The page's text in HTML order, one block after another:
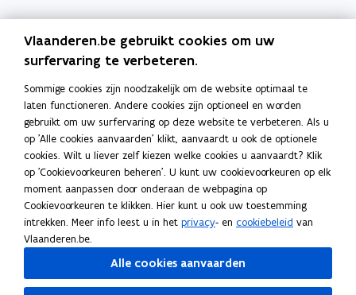
Orafin
Dit is een website van
Agentschap Overheidspersoneel
Het Facilitair Bedrijf
Digitaal Vlaanderen
Departement Kanselarij en Buitenlandse Zaken
Blijf op de hoogte
Elke twee weken vind je op vrijdag de nieuwsbrief van
Vlaanderen Intern in je mailbox.
Vlaanderen.be gebruikt cookies om uw
surfervaring te verbeteren.
Sommige cookies zijn noodzakelijk om de website optimaal te
laten functioneren. Andere cookies zijn optioneel en worden
gebruikt om uw surfervaring op deze website te verbeteren. Als u
op 'Alle cookies aanvaarden' klikt, aanvaardt u ook de optionele
cookies. Wilt u liever zelf kiezen welke cookies u aanvaardt? Klik
op 'Cookievoorkeuren beheren'. U kunt uw cookievoorkeuren op elk
moment aanpassen door onderaan de webpagina op
Cookievoorkeuren te klikken. Hier kunt u ook uw toestemming
intrekken. Meer info leest u in het privacy- en cookiebeleid van
Vlaanderen.be.
Alle cookies aanvaarden